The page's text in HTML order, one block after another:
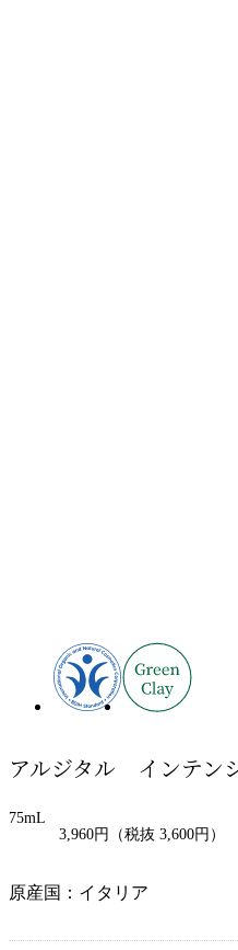
アルジタル インテン
75mL
3,960円
（税抜 3,600円）
原産国：イタリア